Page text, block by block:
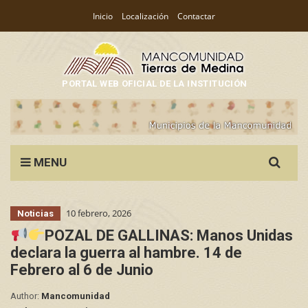
Inicio Localización Contactar
PORTAL WEB OFICIAL DE LA INSTITUCIÓN
MENU
for:
Noticias 10 febrero, 2026
POZAL DE GALLINAS: Manos Unidas
declara la guerra al hambre. 14 de
Febrero al 6 de Junio
Author: Mancomunidad